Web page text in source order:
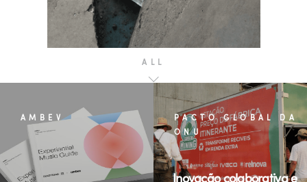
ALL
AMBEV
PACTO GLOBAL DA
ONU
Inovação colaborativa e